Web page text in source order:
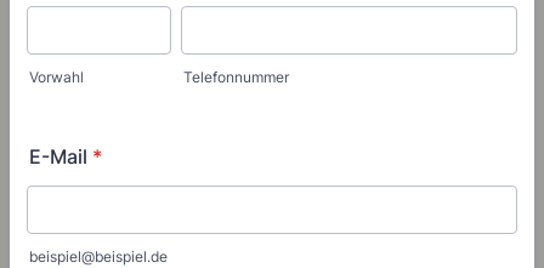
Vorwahl Telefonnummer
E-Mail *
beispiel@beispiel.de